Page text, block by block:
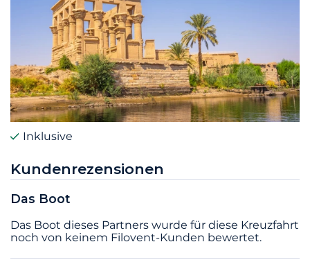
Inklusive
Kundenrezensionen
Das Boot
Das Boot dieses Partners wurde für diese Kreuzfahrt
noch von keinem Filovent-Kunden bewertet.